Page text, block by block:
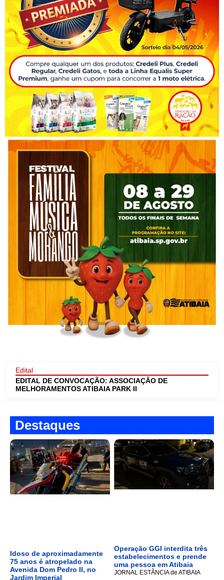
Edital
EDITAL DE CONVOCAÇÃO: ASSOCIAÇÃO DE
MELHORAMENTOS ATIBAIA PARK II
Destaques
Idoso de aproximadamente
75 anos é atropelado na
Avenida Dom Pedro II, no
Jardim Imperial
Operação GGI interdita três
estabelecimentos e prende
uma pessoa em Atibaia
JORNAL ESTÂNCIA de ATIBAIA